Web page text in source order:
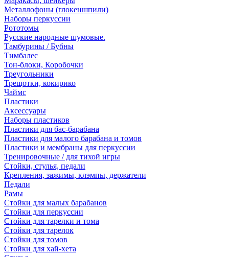
Металлофоны (глокеншпили)
Наборы перкуссии
Рототомы
Русские народные шумовые.
Тамбурины / Бубны
Тимбалес
Тон-блоки, Коробочки
Треугольники
Трещотки, кокирико
Чаймс
Пластики
Аксессуары
Наборы пластиков
Пластики для бас-барабана
Пластики для малого барабана и томов
Пластики и мембраны для перкуссии
Тренировочные / для тихой игры
Стойки, стулья, педали
Крепления, зажимы, клэмпы, держатели
Педали
Рамы
Стойки для малых барабанов
Стойки для перкуссии
Стойки для тарелки и тома
Стойки для тарелок
Стойки для томов
Стойки для хай-хета